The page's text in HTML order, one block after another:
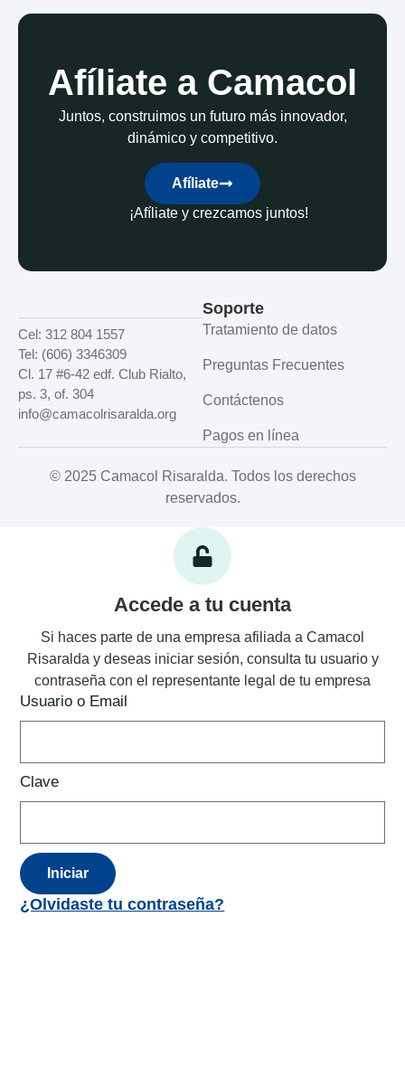
Afíliate a Camacol
Juntos, construimos un futuro más innovador,
dinámico y competitivo.
Afíliate
¡Afíliate y crezcamos juntos!
Cel: 312 804 1557
Tel: (606) 3346309
Cl. 17 #6-42 edf. Club Rialto,
ps. 3, of. 304
info@camacolrisaralda.org
Soporte
Tratamiento de datos
Preguntas Frecuentes
Contáctenos
Pagos en línea
© 2025 Camacol Risaralda. Todos los derechos
reservados.
Accede a tu cuenta
Si haces parte de una empresa afiliada a Camacol
Risaralda y deseas iniciar sesión, consulta tu usuario y
contraseña con el representante legal de tu empresa
Usuario o Email
Clave
Iniciar
¿Olvidaste tu contraseña?